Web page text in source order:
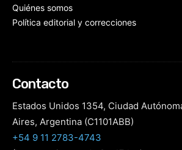
Quiénes somos
Política editorial y correcciones
Contacto
Estados Unidos 1354, Ciudad
Aires, Argentina (C1101ABB)
+54 9 11 2783-4743